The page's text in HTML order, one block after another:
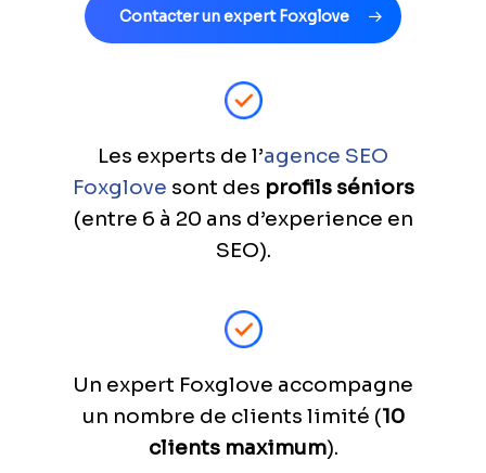
Contacter un expert Foxglove
Les experts de l’agence SEO
Foxglove sont des profils séniors
(entre 6 à 20 ans d’experience en
SEO).
Un expert Foxglove accompagne
un nombre de clients limité (10
clients maximum).